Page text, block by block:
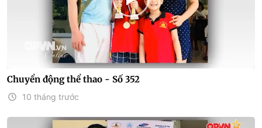
Chuyển động thể thao - Số 352
10 tháng trước